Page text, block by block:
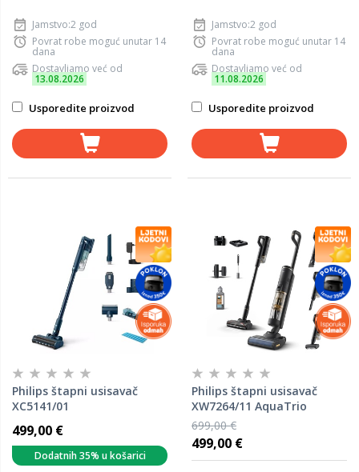
Jamstvo:2 god
Povrat robe moguć unutar 14
dana
Dostavljamo već od
13.08.2026
Usporedite proizvod
Jamstvo:2 god
Povrat robe moguć unutar 14
dana
Dostavljamo već od
11.08.2026
Usporedite proizvod
Philips štapni usisavač
XC5141/01
499,00 €
Dodatnih 35% u košarici
Philips štapni usisavač
XW7264/11 AquaTrio
699,00 €
499,00 €